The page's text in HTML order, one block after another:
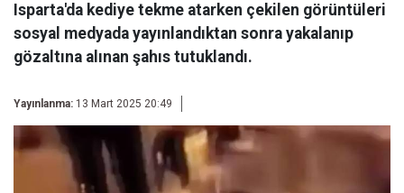
Isparta'da kediye tekme atarken çekilen görüntüleri
sosyal medyada yayınlandıktan sonra yakalanıp
gözaltına alınan şahıs tutuklandı.
Yayınlanma: 13 Mart 2025 20:49